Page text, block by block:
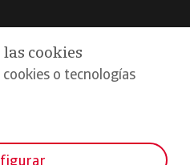
las cookies
o tecnologías